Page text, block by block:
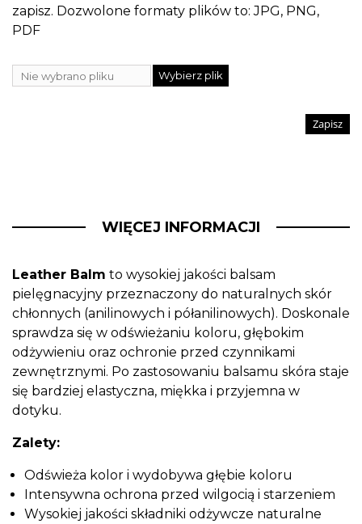
zapisz. Dozwolone formaty plików to: JPG, PNG,
PDF
Nie wybrano pliku Wybierz plik
Zapisz
WIĘCEJ INFORMACJI
Leather Balm to wysokiej jakości balsam
pielęgnacyjny przeznaczony do naturalnych skór
chłonnych (anilinowych i półanilinowych). Doskonale
sprawdza się w odświeżaniu koloru, głębokim
odżywieniu oraz ochronie przed czynnikami
zewnętrznymi. Po zastosowaniu balsamu skóra staje
się bardziej elastyczna, miękka i przyjemna w
dotyku.
Zalety:
Odświeża kolor i wydobywa głębie koloru
Intensywna ochrona przed wilgocią i starzeniem
Wysokiej jakości składniki odżywcze naturalne